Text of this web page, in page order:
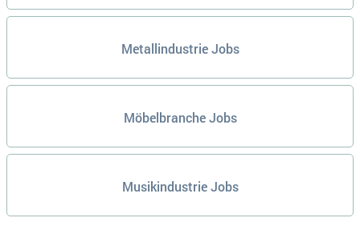
Metallindustrie Jobs
Möbelbranche Jobs
Musikindustrie Jobs